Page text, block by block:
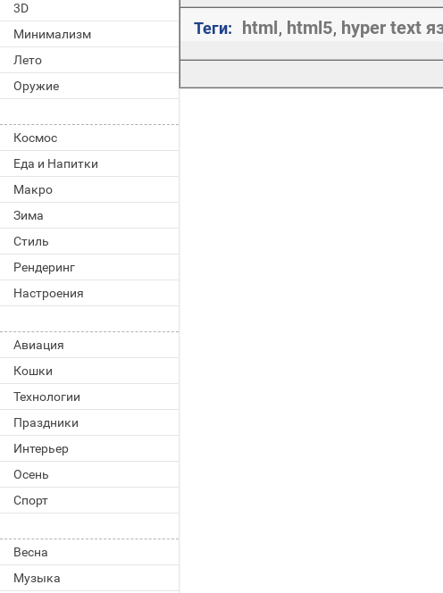
3D
Минимализм
Лето
Оружие
Космос
Еда и Напитки
Макро
Зима
Стиль
Рендеринг
Настроения
Авиация
Кошки
Технологии
Праздники
Интерьер
Осень
Спорт
Весна
Музыка
Теги: html, html5, hyper text